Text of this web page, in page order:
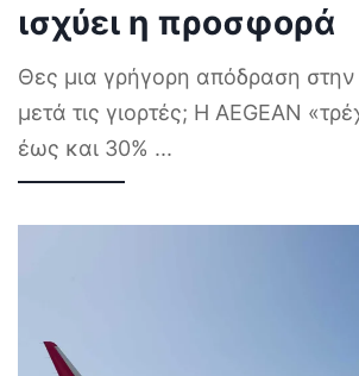
ισχύει η προσφορά
Θες μια γρήγορη απόδραση
μετά τις γιορτές; Η AEGEAN
έως και 30% ...